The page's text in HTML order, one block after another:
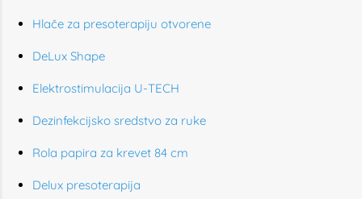
Hlače za presoterapiju otvorene
DeLux Shape
Elektrostimulacija U-TECH
Dezinfekcijsko sredstvo za ruke
Rola papira za krevet 84 cm
Delux presoterapija